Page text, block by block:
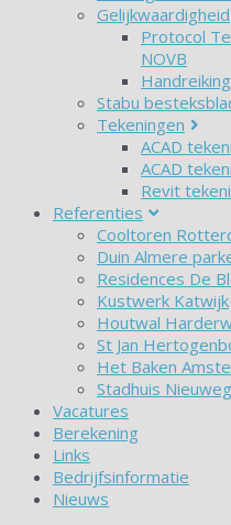
Gelijkwaardigheid
Protocol
NOVB
Stabu
Tekeningen
ACAD
ACAD
Revit
Referenties
Cooltoren
Duin Almere
Residences De
Kustwerk Katwijk
Houtwal
St Jan
Het Baken
Stadhuis
Vacatures
Berekening
Links
Bedrijfsinformatie
Nieuws